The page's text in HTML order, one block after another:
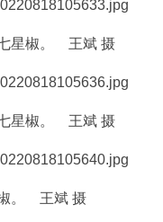
星椒。 王斌 摄
星椒。 王斌 摄
。 王斌 摄